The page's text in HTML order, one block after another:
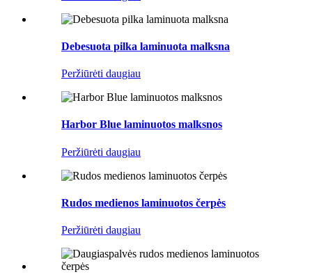
Debesuota pilka laminuota malksna
Peržiūrėti daugiau
Harbor Blue laminuotos malksnos
Peržiūrėti daugiau
Rudos medienos laminuotos čerpės
Peržiūrėti daugiau